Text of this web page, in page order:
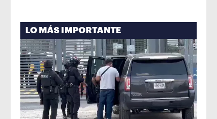
LO MÁS IMPORTANTE